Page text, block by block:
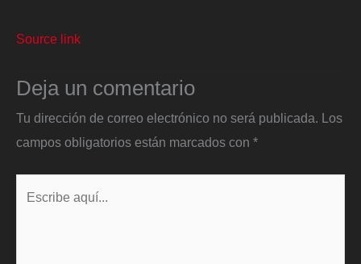
Source link
Deja un comentario
Tu dirección de correo electrónico no será publicada. Los
campos obligatorios están marcados con *